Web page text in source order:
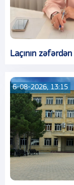
Laçının
6-08-2026, 13:15